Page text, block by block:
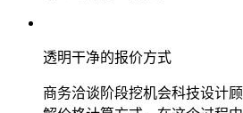
透明干净的报价方式
商务洽谈阶段挖机会科技设计